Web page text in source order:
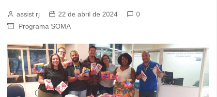
assist rj 22 de abril de 2024
0
Programa SOMA